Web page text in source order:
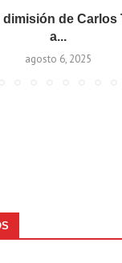
de Carlos
a...
agosto 6, 2025